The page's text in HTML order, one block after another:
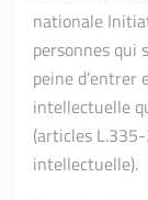
nationale
personnes qui
peine d’entrer
intellectuelle
(articles
intellectuelle).